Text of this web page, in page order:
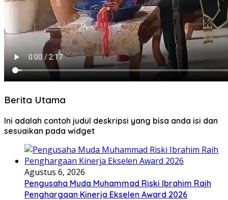
Berita Utama
Ini adalah contoh judul deskripsi yang bisa anda isi dan
sesuaikan pada widget
Agustus 6, 2026
Pengusaha Muda Muhammad Riski Ibrahim Raih
Penghargaan Kinerja Ekselen Award 2026